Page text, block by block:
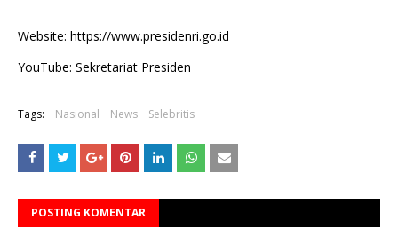
Website: https://www.presidenri.go.id
YouTube: Sekretariat Presiden
Tags: Nasional News Selebritis
POSTING KOMENTAR